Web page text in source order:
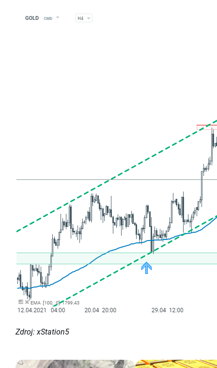
Zdroj: xStation5